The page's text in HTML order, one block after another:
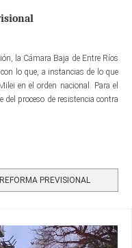
la Cámara Baja de Entre Ríos
lo que, a instancias de lo que
en el orden nacional. Para el
proceso de resistencia contra
PREVISIONAL